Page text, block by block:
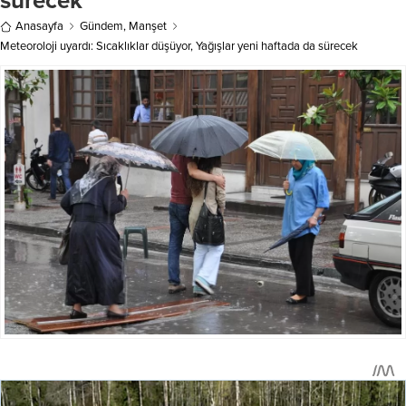
ve...Anasayfa Gündem, Manşet
Meteoroloji uyardı: Sıcaklıklar düşüyor, Yağışlar yeni haftada da sürecek